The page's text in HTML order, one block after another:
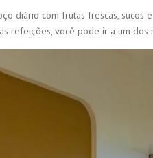
diário com frutas frescas, sucos
refeições, você pode ir a um